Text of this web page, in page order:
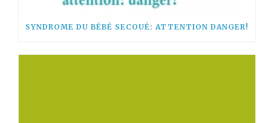
SYNDROME DU BÉBÉ SECOUÉ: ATTENTION DANGER!